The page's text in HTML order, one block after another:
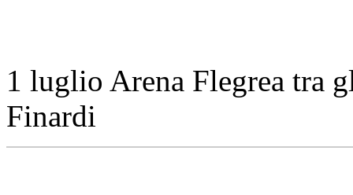
1 luglio Arena Flegrea tra
Finardi